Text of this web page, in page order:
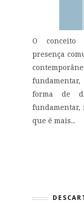
O conceito
presença
forma de
fundamentar,
que é mais...